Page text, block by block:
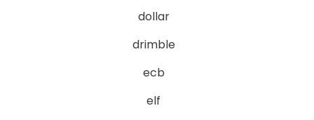
dollar
drimble
ecb
elf